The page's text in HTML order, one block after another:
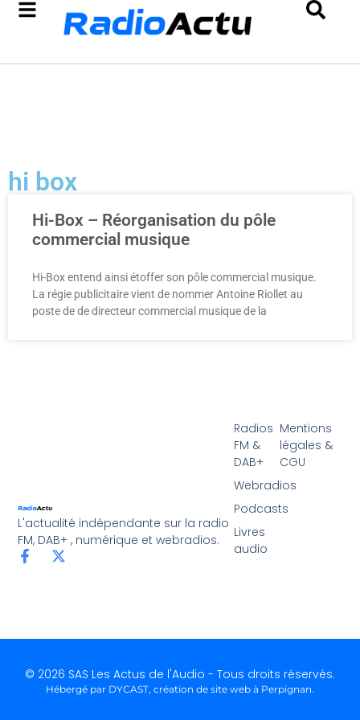
hi box
Hi-Box – Réorganisation du pôle
commercial musique
Hi-Box entend ainsi étoffer son pôle commercial musique.
La régie publicitaire vient de nommer Antoine Riollet au
poste de de directeur commercial musique de la
L'actualité indépendante sur la radio
FM, DAB+ , numérique et webradios.
Radios
FM &
DAB+
Webradios
Podcasts
Livres
audio
Mentions
légales &
CGU
© 2026 SAS Les Actus de l'Audio - Tous droits réservés.
Hébergé par DYCAST, création de site web à Perpignan.